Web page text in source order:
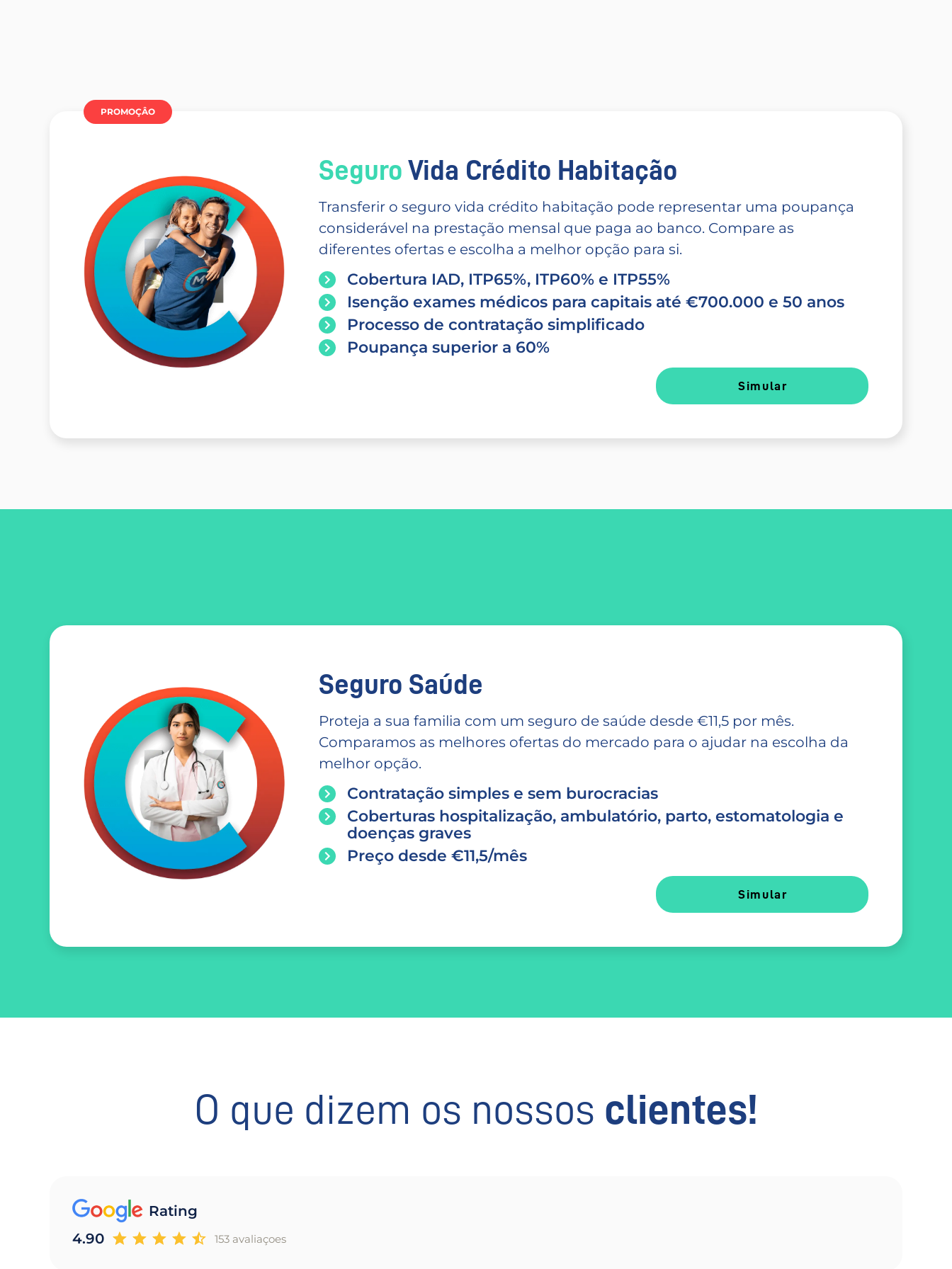
PROMOÇÂO
Seguro Vida Crédito Habitação
Transferir o seguro vida crédito habitação pode representar uma poupança
considerável na prestação mensal que paga ao banco. Compare as
diferentes ofertas e escolha a melhor opção para si.
Cobertura IAD, ITP65%, ITP60% e ITP55%
Isenção exames médicos para capitais até €700.000 e 50 anos
Processo de contratação simplificado
Poupança superior a 60%
Simular
Seguro Saúde
Proteja a sua familia com um seguro de saúde desde €11,5 por mês.
Comparamos as melhores ofertas do mercado para o ajudar na escolha da
melhor opção.
Contratação simples e sem burocracias
Coberturas hospitalização, ambulatório, parto, estomatologia e
doenças graves
Preço desde €11,5/mês
Simular
O que dizem os nossos clientes!
Rating
4.90
153 avaliaçoes